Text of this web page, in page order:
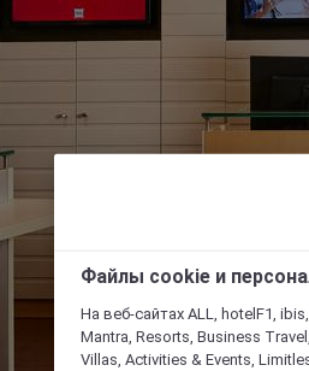
Файлы cookie и
На веб-сайтах ALL, hotelF1,
Mantra, Resorts, Business
Villas, Activities & Events,